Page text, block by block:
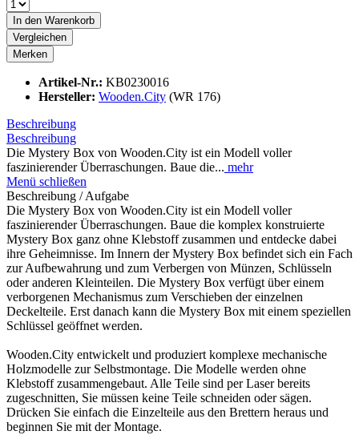
In den Warenkorb
Vergleichen
Merken
Artikel-Nr.: KB0230016
Hersteller: Wooden.City (WR 176)
Beschreibung
Beschreibung
Die Mystery Box von Wooden.City ist ein Modell voller
faszinierender Überraschungen. Baue die... mehr
Menü schließen
Beschreibung / Aufgabe
Die Mystery Box von Wooden.City ist ein Modell voller
faszinierender Überraschungen. Baue die komplex konstruierte
Mystery Box ganz ohne Klebstoff zusammen und entdecke dabei
ihre Geheimnisse. Im Innern der Mystery Box befindet sich ein Fach
zur Aufbewahrung und zum Verbergen von Münzen, Schlüsseln
oder anderen Kleinteilen. Die Mystery Box verfügt über einem
verborgenen Mechanismus zum Verschieben der einzelnen
Deckelteile. Erst danach kann die Mystery Box mit einem speziellen
Schlüssel geöffnet werden.
Wooden.City entwickelt und produziert komplexe mechanische
Holzmodelle zur Selbstmontage. Die Modelle werden ohne
Klebstoff zusammengebaut. Alle Teile sind per Laser bereits
zugeschnitten, Sie müssen keine Teile schneiden oder sägen.
Drücken Sie einfach die Einzelteile aus den Brettern heraus und
beginnen Sie mit der Montage.